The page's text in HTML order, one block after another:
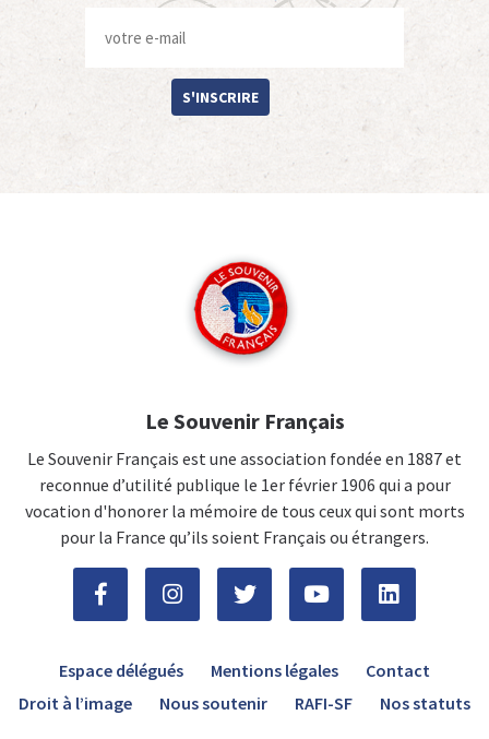
S'INSCRIRE
Le Souvenir Français
Le Souvenir Français est une association fondée en 1887 et
reconnue d’utilité publique le 1er février 1906 qui a pour
vocation d'honorer la mémoire de tous ceux qui sont morts
pour la France qu’ils soient Français ou étrangers.
Espace délégués Mentions légales
Contact
Droit à l’image
Nous soutenir RAFI-SF Nos statuts